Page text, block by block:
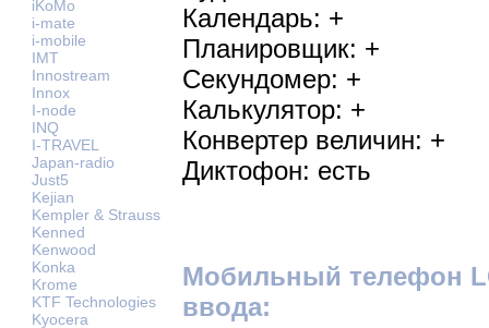
iKoMo
i-mate
i-mobile
IMT
Innostream
Innox
I-node
INQ
I-TRAVEL
Japan-radio
Just5
Kejian
Kempler & Strauss
Kenned
Kenwood
Konka
Krome
KTF Technologies
Kyocera
Календарь: +
Планировщик: +
Секундомер: +
Калькулятор: +
Конвертер величин: +
Диктофон: есть
Мобильный телефон
ввода: